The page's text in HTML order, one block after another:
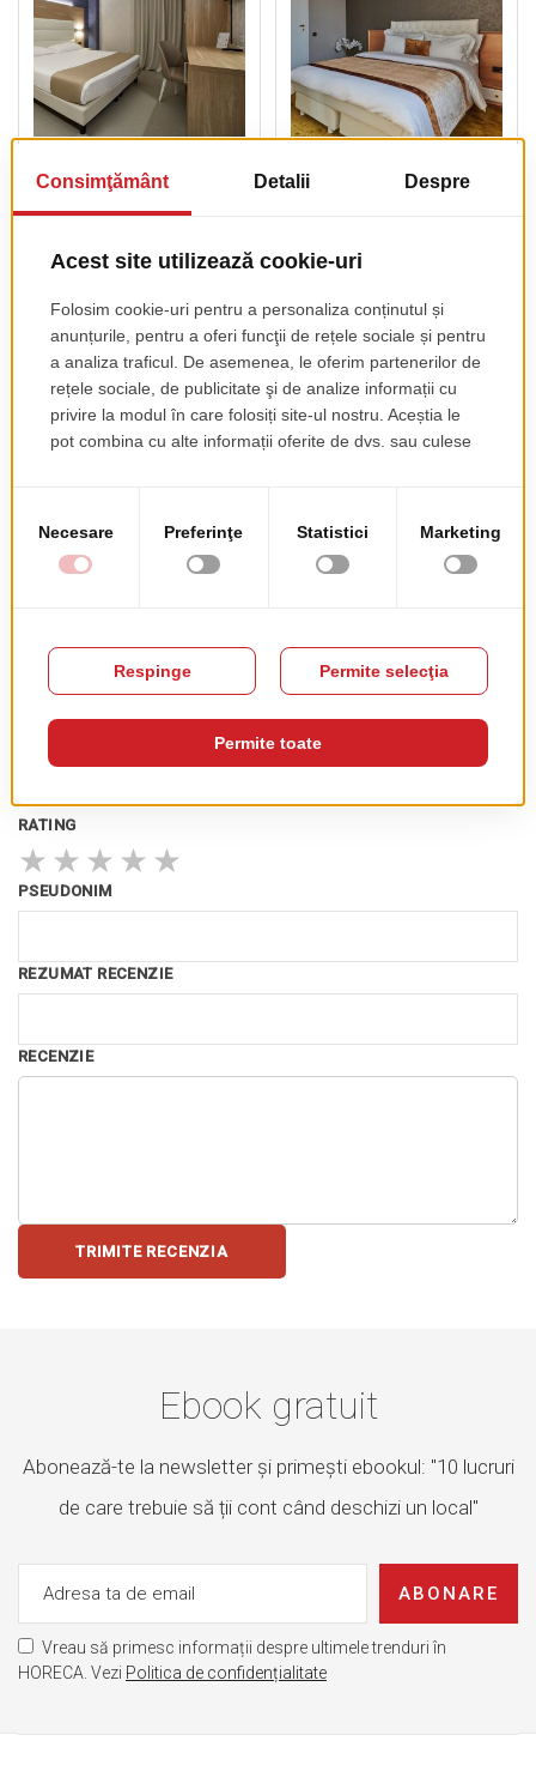
Camera Hotel
Toscana
Camera Hotel Viena
Camera Hotel
Acest produs nu are recenzii încă. Fii primul!
RATING
★ ★ ★ ★ ★
PSEUDONIM
REZUMAT RECENZIE
RECENZIE
TRIMITE RECENZIA
Ebook gratuit
Abonează-te la newsletter și primești ebookul: "10 lucruri
de care trebuie să ții cont când deschizi un local"
ABONARE
Vreau să primesc informații despre ultimele trenduri în
HORECA. Vezi Politica de confidențialitate